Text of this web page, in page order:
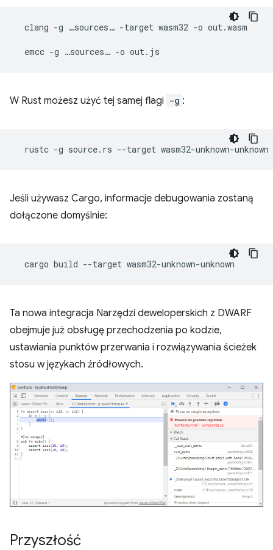
clang -g …sources… -target wasm32 -o out.wasm
emcc -g …sources… -o
W Rust możesz użyć tej samej flagi -g :
rustc -g source.rs --target wasm32-unknown-unknown
Jeśli używasz Cargo, informacje debugowania zostaną
dołączone domyślnie:
cargo build --target
Ta nowa integracja Narzędzi deweloperskich z DWARF
obejmuje już obsługę przechodzenia po kodzie,
ustawiania punktów przerwania i rozwiązywania ścieżek
stosu w językach źródłowych.
Przyszłość